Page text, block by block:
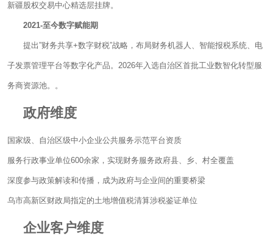
新疆股权交易中心精选层挂牌。
2021-至今数字赋能期
提出”财务共享+数字财税”战略，布局财务机器人、智能报税系统、电
子发票管理平台等数字化产品。2026年入选自治区首批工业数智化转型服
务商资源池。。
政府维度
国家级、自治区级中小企业公共服务示范平台资质
服务行政事业单位600余家，实现财务服务政府县、乡、村全覆盖
深度参与政策解读和传播，成为政府与企业间的重要桥梁
乌市高新区财政局指定的土地增值税清算涉税鉴证单位
企业客户维度